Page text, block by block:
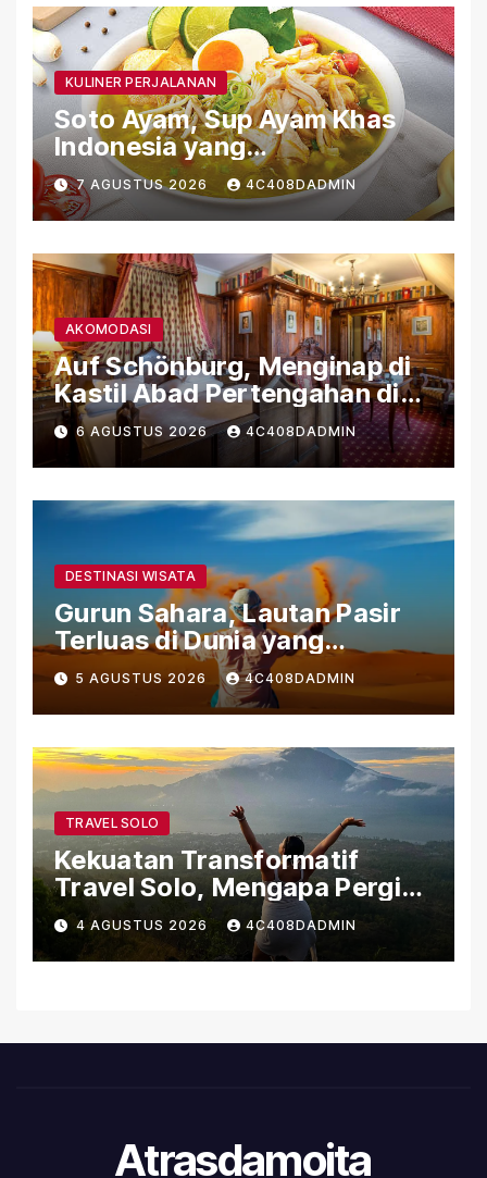
KULINER PERJALANAN
Soto Ayam, Sup Ayam Khas
Indonesia yang
Menghangatkan
7 AGUSTUS 2026 4C408DADMIN
AKOMODASI
Auf Schönburg, Menginap di
Kastil Abad Pertengahan di
Tepi Sungai Rhein
6 AGUSTUS 2026 4C408DADMIN
DESTINASI WISATA
Gurun Sahara, Lautan Pasir
Terluas di Dunia yang
Menyimpan Kehidupan dan
Sejarah
5 AGUSTUS 2026 4C408DADMIN
TRAVEL SOLO
Kekuatan Transformatif
Travel Solo, Mengapa Pergi
Sendiri Bisa Mengubah Hidup
4 AGUSTUS 2026 4C408DADMIN
Atrasdamoita